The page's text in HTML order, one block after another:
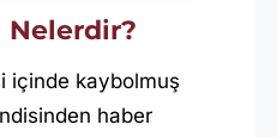
Nelerdir?
içinde kaybolmuş
haber